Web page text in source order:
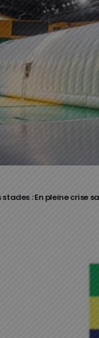
: En pleine crise